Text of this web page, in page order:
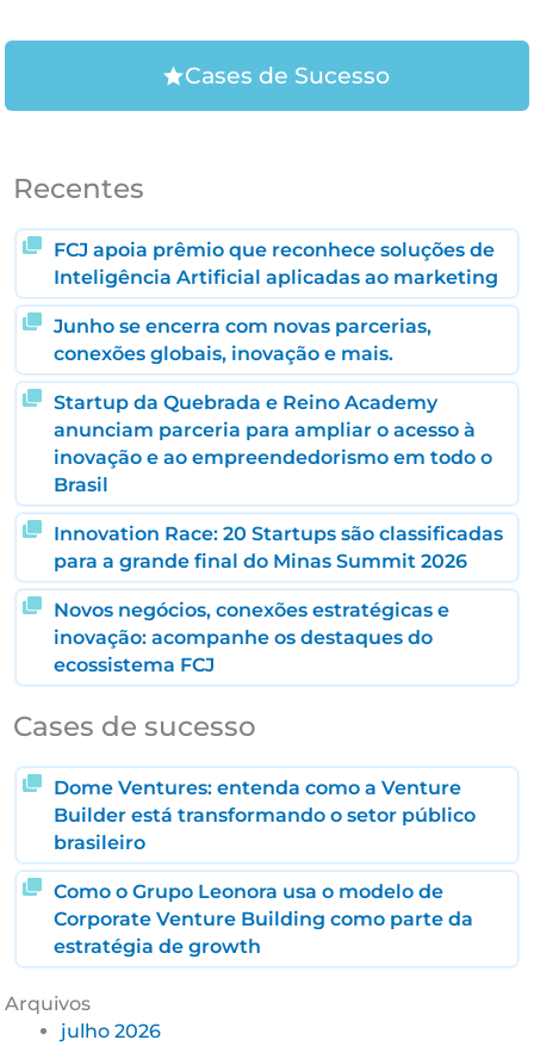
Cases de Sucesso
Recentes
FCJ apoia prêmio que reconhece soluções de
Inteligência Artificial aplicadas ao marketing
Junho se encerra com novas parcerias,
conexões globais, inovação e mais.
Startup da Quebrada e Reino Academy
anunciam parceria para ampliar o acesso à
inovação e ao empreendedorismo em todo o
Brasil
Innovation Race: 20 Startups são classificadas
para a grande final do Minas Summit 2026
Novos negócios, conexões estratégicas e
inovação: acompanhe os destaques do
ecossistema FCJ
Cases de sucesso
Dome Ventures: entenda como a Venture
Builder está transformando o setor público
brasileiro
Como o Grupo Leonora usa o modelo de
Corporate Venture Building como parte da
estratégia de growth
Arquivos
julho 2026